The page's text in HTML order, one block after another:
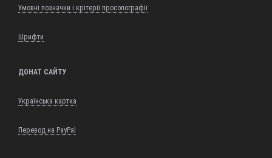
Умовні позначки і крітерії просопографії
Шрифти
ДОНАТ САЙТУ
Українська картка
Перевод на PayPal